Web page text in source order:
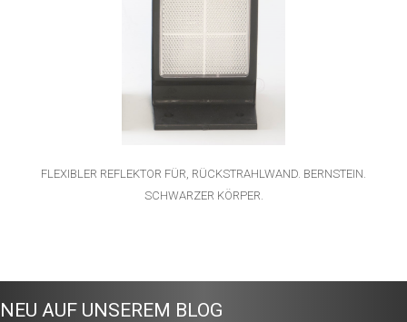
FLEXIBLER REFLEKTOR FÜR, RÜCKSTRAHLWAND. BERNSTEIN.
SCHWARZER KÖRPER.
NEU AUF UNSEREM BLOG